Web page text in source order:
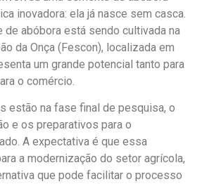
inovadora: ela já nasce sem casca.
de abóbora está sendo cultivada na
da Onça (Fescon), localizada em
um grande potencial tanto para
o comércio.
estão na fase final de pesquisa, o
e os preparativos para o
A expectativa é que essa
a modernização do setor agrícola,
que pode facilitar o processo